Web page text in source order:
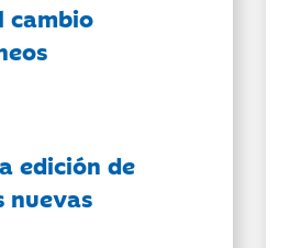
cambio
edición de
nuevas